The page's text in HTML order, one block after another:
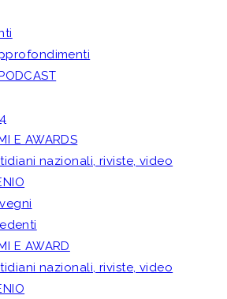
E AWARDS
nazionali, riviste, video
E AWARD
nazionali, riviste, video